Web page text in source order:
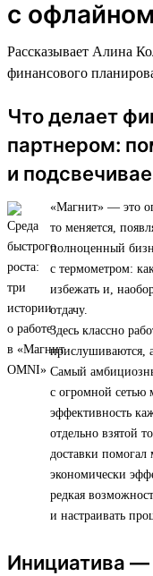
с офлайном
Рассказывает Алина
финансового
Что делает
партнером:
и
«Магнит» — это
то меняется,
полноценный
с термометром:
избежать и,
отдачу.
Здесь классно
прислушиваются,
Самый
с огромной сетью
эффективность
отдельно взятой
доставки помогал
экономически
редкая
и настраивать
Инициатива —